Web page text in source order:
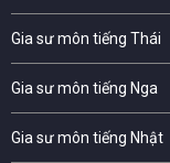
Gia sư môn tiếng Thái
Gia sư môn tiếng Nga
Gia sư môn tiếng Nhật